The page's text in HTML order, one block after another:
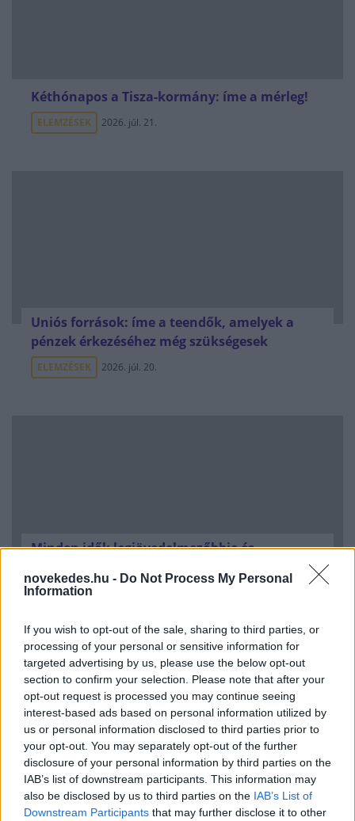
novekedes.hu - Do Not Process My Personal
Information
If you wish to opt-out of the sale, sharing to third parties, or
processing of your personal or sensitive information for
targeted advertising by us, please use the below opt-out
section to confirm your selection. Please note that after your
opt-out request is processed you may continue seeing
interest-based ads based on personal information utilized by
us or personal information disclosed to third parties prior to
your opt-out. You may separately opt-out of the further
disclosure of your personal information by third parties on the
IAB’s list of downstream participants. This information may
also be disclosed by us to third parties on the IAB’s List of
Downstream Participants that may further disclose it to other
Kéthónapos a Tisza-kormány: íme a mérleg!
ELEMZÉSEK 2026. júl. 21.
Uniós források: íme a teendők, amelyek a
pénzek érkezéséhez még szükségesek
ELEMZÉSEK 2026. júl. 20.
Minden idők legjövedelmezőbbje és
gyorsmérleg
Mi lett Alain Delon vagyonával? Adóhatósági